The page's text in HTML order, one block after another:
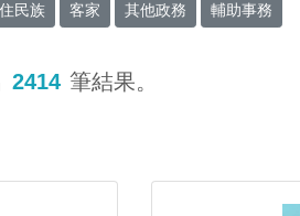
民族 客家 其他政務 輔助事務
2414 筆結果。